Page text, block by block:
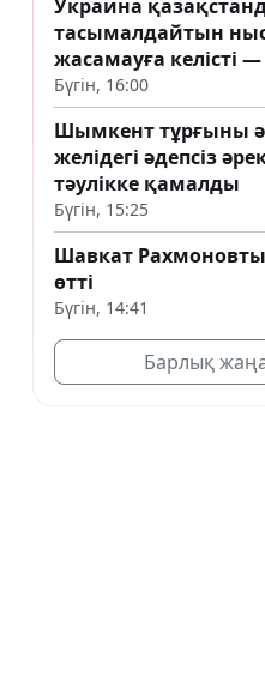
Украина
тасымалдайтын
жасамауға келісті
Бүгін, 16:00
Шымкент тұрғыны
желідегі әдепсіз
тәулікке қамалды
Бүгін, 15:25
Шавкат
өтті
Бүгін, 14:41
Барлық